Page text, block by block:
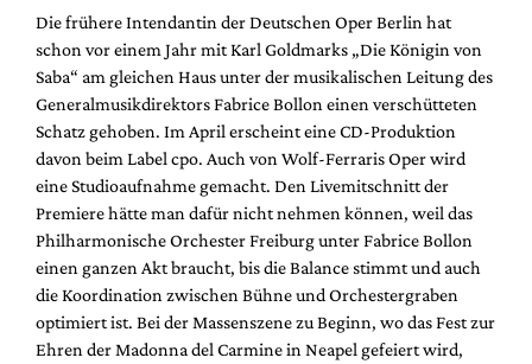
Die frühere Intendantin der Deutschen Oper Berlin hat
schon vor einem Jahr mit Karl Goldmarks „Die Königin von
Saba“ am gleichen Haus unter der musikalischen Leitung des
Generalmusikdirektors Fabrice Bollon einen verschütteten
Schatz gehoben. Im April erscheint eine CD-Produktion
davon beim Label cpo. Auch von Wolf-Ferraris Oper wird
eine Studioaufnahme gemacht. Den Livemitschnitt der
Premiere hätte man dafür nicht nehmen können, weil das
Philharmonische Orchester Freiburg unter Fabrice Bollon
einen ganzen Akt braucht, bis die Balance stimmt und auch
die Koordination zwischen Bühne und Orchestergraben
optimiert ist. Bei der Massenszene zu Beginn, wo das Fest zur
Ehren der Madonna del Carmine in Neapel gefeiert wird,